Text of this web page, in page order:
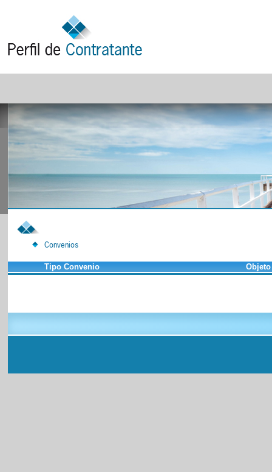
Convenios
Tipo Convenio Objeto